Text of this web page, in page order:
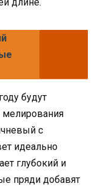
будут
мелирования
с
идеально
глубокий и
пряди добавят